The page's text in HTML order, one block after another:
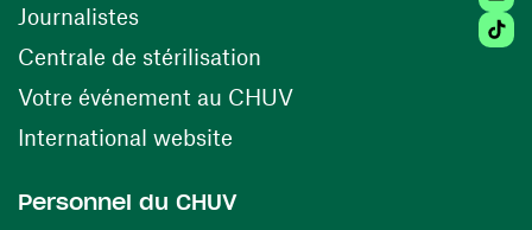
Journalistes
Centrale de stérilisation (ouvre une nouvelle
Votre événement au CHUV(ouvre une nouvelle
International website
Personnel du CHUV